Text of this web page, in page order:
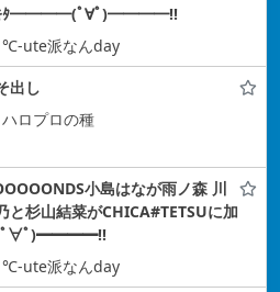
ｷﾀ━━━━(ﾟ∀ﾟ)━━━━!!
℃-ute派なんday
出し
ハロプロの種
小島はなが雨ノ森 川
と杉山結菜がCHICA#TETSUに加
∀ﾟ)━━━━!!
℃-ute派なんday